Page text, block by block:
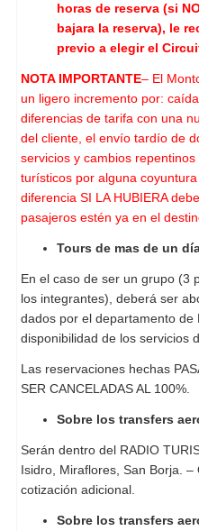
horas de reserva (si
bajara la reserva), le
previo a elegir el
NOTA IMPORTANTE– El
un ligero incremento por:
diferencias de tarifa con una
del cliente, el envío tardío de
servicios y cambios
turísticos por alguna
diferencia SI LA HUBIERA
pasajeros estén ya en el
Tours de mas de un
En el caso de ser un grupo (3
los integrantes), deberá ser
dados por el departamento
disponibilidad de los servicios
Las reservaciones hechas
SER CANCELADAS AL 100%.
Sobre los transfers
Serán dentro del RADIO
Isidro, Miraflores, San Borja.
cotización adicional.
Sobre los transfers